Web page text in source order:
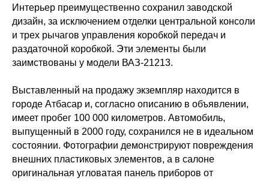
Интерьер преимущественно сохранил заводской
дизайн, за исключением отделки центральной консоли
и трех рычагов управления коробкой передач и
раздаточной коробкой. Эти элементы были
заимствованы у модели ВАЗ-21213.
Выставленный на продажу экземпляр находится в
городе Атбасар и, согласно описанию в объявлении,
имеет пробег 100 000 километров. Автомобиль,
выпущенный в 2000 году, сохранился не в идеальном
состоянии. Фотографии демонстрируют повреждения
внешних пластиковых элементов, а в салоне
оригинальная угловатая панель приборов от